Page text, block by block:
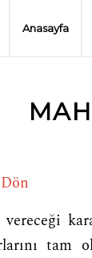
Anasayfa
tam